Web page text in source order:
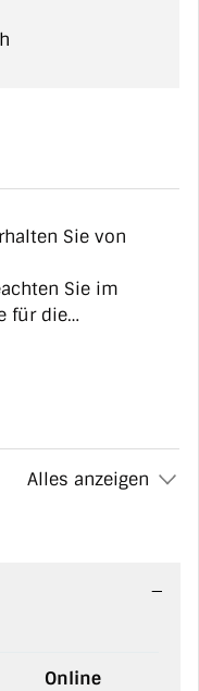
Sie von
Sie im
für die
Alles anzeigen
Online